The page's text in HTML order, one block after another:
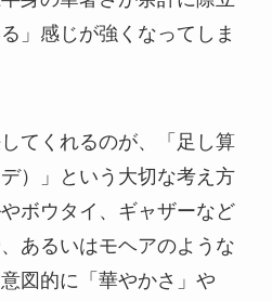
」感じが強くなってしま
てくれるのが、「足し算
）」という大切な考え方
ボウタイ、ギャザーなど
あるいはモヘアのような
図的に「華やかさ」や